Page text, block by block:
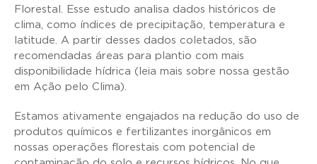
Florestal. Esse estudo analisa dados históricos de
clima, como índices de precipitação, temperatura e
latitude. A partir desses dados coletados, são
recomendadas áreas para plantio com mais
disponibilidade hídrica (leia mais sobre nossa gestão
em Ação pelo Clima).
Estamos ativamente engajados na redução do uso de
produtos químicos e fertilizantes inorgânicos em
nossas operações florestais com potencial de